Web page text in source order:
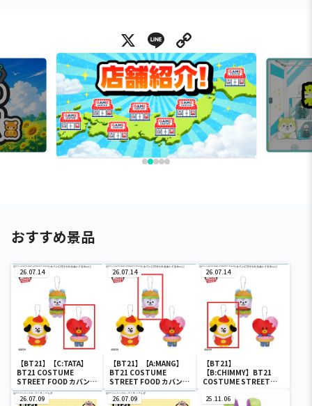
X Line
おすすめ景品
26.07.14
【BT21】【C:TATA】
BT21 COSTUME
STREET FOOD カバンに
付けられるぬいぐるみ
vol.2
26.07.14
【BT21】【A:MANG】
BT21 COSTUME
STREET FOOD カバンに
付けられるぬいぐるみ
vol.2
26.07.14
【BT21】
【B:CHIMMY】BT21
COSTUME STREET
るぬいぐるみvol.2
26.07.09 26.07.09 25.11.06